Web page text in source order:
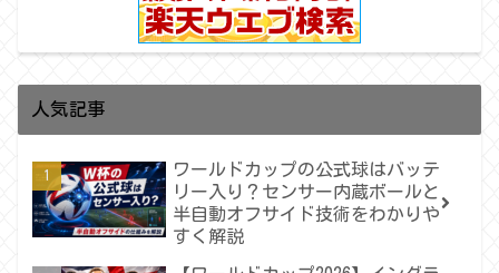
人気記事
ワールドカップの公式球はバッテ
リー入り？センサー内蔵ボールと
半自動オフサイド技術をわかりや
すく解説